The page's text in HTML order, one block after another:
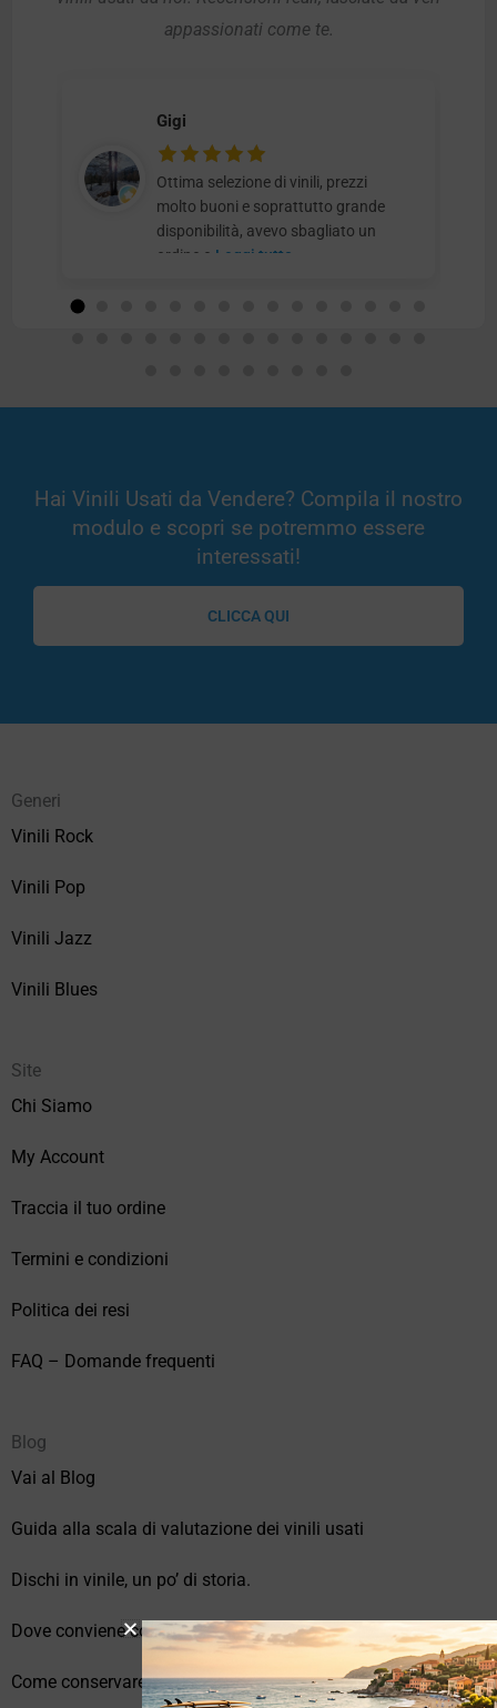
appassionati come te.
Gigi
Ottima selezione di vinili, prezzi
molto buoni e soprattutto grande
disponibilità, avevo sbagliato un
ordine e Leggi tutto
Hai Vinili Usati da Vendere? Compila il nostro
modulo e scopri se potremmo essere
interessati!
CLICCA QUI
Generi
Vinili Rock
Vinili Pop
Vinili Jazz
Vinili Blues
Site
Chi Siamo
My Account
Traccia il tuo ordine
Termini e condizioni
Politica dei resi
FAQ – Domande frequenti
Blog
Vai al Blog
Guida alla scala di valutazione dei vinili usati
Dischi in vinile, un po’ di storia.
Dove conviene comprare vinili online?
Come conservare correttamente i vinili usati